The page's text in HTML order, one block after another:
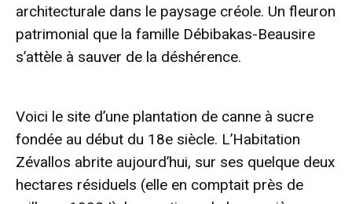
architecturale dans le paysage créole. Un fleuron
patrimonial que la famille Débibakas-Beausire
s’attèle à sauver de la déshérence.
Voici le site d’une plantation de canne à sucre
fondée au début du 18e siècle. L’Habitation
Zévallos abrite aujourd’hui, sur ses quelque deux
hectares résiduels (elle en comptait près de